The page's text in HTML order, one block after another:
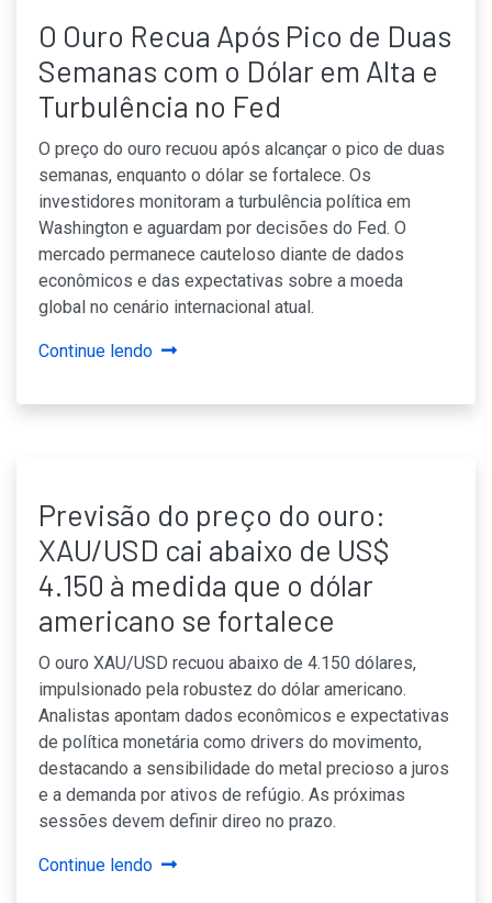
O Ouro Recua Após Pico de Duas
Semanas com o Dólar em Alta e
Turbulência no Fed
O preço do ouro recuou após alcançar o pico de duas
semanas, enquanto o dólar se fortalece. Os
investidores monitoram a turbulência política em
Washington e aguardam por decisões do Fed. O
mercado permanece cauteloso diante de dados
econômicos e das expectativas sobre a moeda
global no cenário internacional atual.
Continue lendo
Previsão do preço do ouro:
XAU/USD cai abaixo de US$
4.150 à medida que o dólar
americano se fortalece
O ouro XAU/USD recuou abaixo de 4.150 dólares,
impulsionado pela robustez do dólar americano.
Analistas apontam dados econômicos e expectativas
de política monetária como drivers do movimento,
destacando a sensibilidade do metal precioso a juros
e a demanda por ativos de refúgio. As próximas
sessões devem definir direo no prazo.
Continue lendo